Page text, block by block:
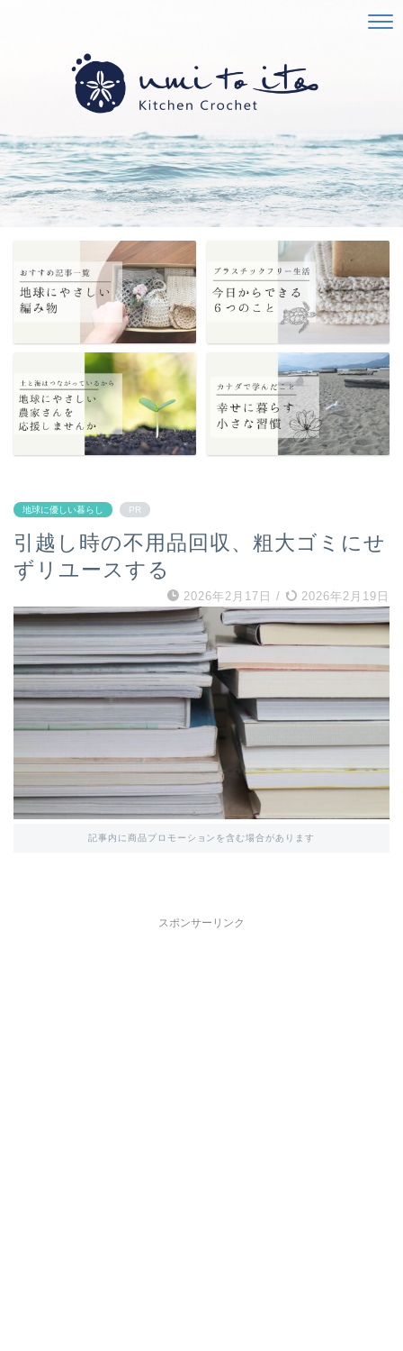
地球に優しい暮らし PR
引越し時の不用品回収、粗大ゴミにせ
ずリユースする
2026年2月17日 / 2026年2月19日
記事内に商品プロモーションを含む場合があります
スポンサーリンク